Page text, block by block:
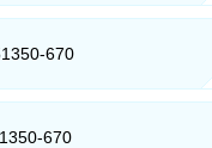
670
670